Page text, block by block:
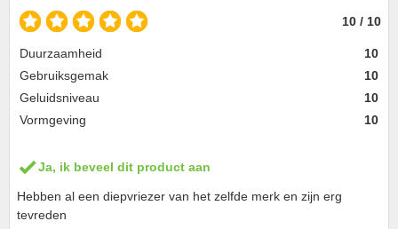
10 / 10
Duurzaamheid
10
Gebruiksgemak
10
Geluidsniveau
10
Vormgeving
10
Ja, ik beveel dit product aan
Hebben al een diepvriezer van het zelfde merk en zijn erg
tevreden